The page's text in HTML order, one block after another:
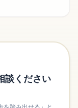
談ください